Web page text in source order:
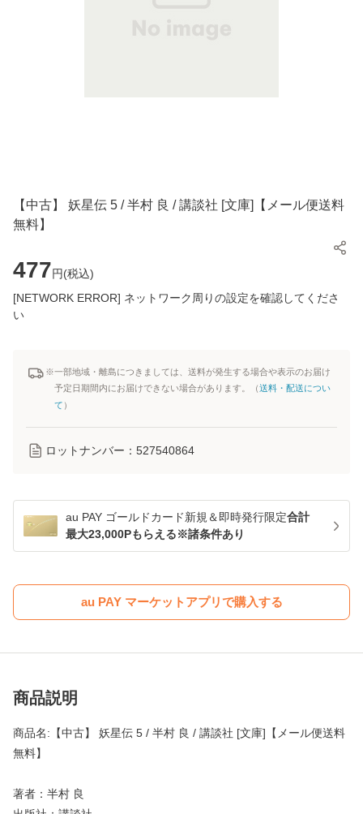
【中古】 妖星伝 5 / 半村 良 / 講談社 [文庫]【メール便送料
無料】
477円(税込)
[NETWORK ERROR] ネットワーク周りの設定を確認してくださ
い
※一部地域・離島につきましては、送料が発生する場合や表示のお届け
予定日期間内にお届けできない場合があります。（送料・配送につい
て ）
ロットナンバー： 527540864
au PAY ゴールドカード新規＆即時発行限定合計
最大23,000Pもらえる※諸条件あり
au PAY マーケットアプリで購入する
商品説明
商品名:【中古】 妖星伝 5 / 半村 良 / 講談社 [文庫]【メール便送料
無料】
著者：半村 良